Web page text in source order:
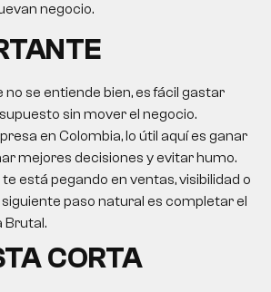
negocio.
no se entiende bien, es fácil gastar
sin mover el negocio.
en Colombia, lo útil aquí es ganar
mejores decisiones y evitar humo.
está pegando en ventas, visibilidad o
siguiente paso natural es completar el
Brutal.
CORTA